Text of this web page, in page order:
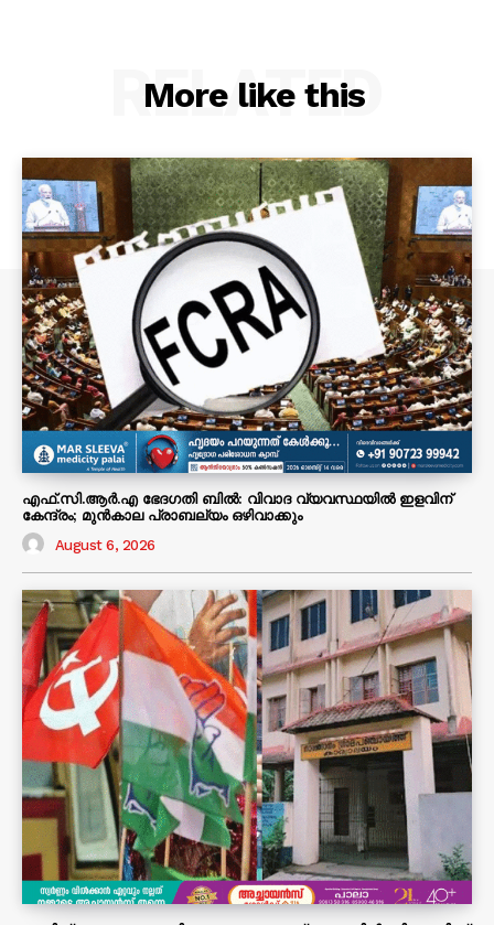
More like this
RELATED
എഫ്.സി.ആർ.എ ഭേദഗതി ബിൽ: വിവാദ വ്യവസ്ഥയിൽ ഇളവിന്
കേന്ദ്രം; മുൻകാല പ്രാബല്യം ഒഴിവാക്കും
August 6, 2026